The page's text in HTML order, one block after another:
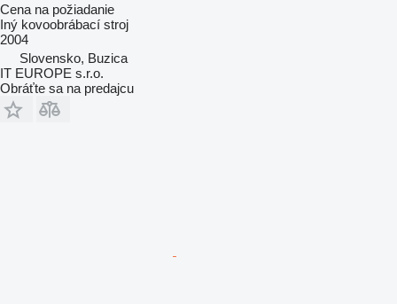
Cena na požiadanie
Iný kovoobrábací stroj
2004
Slovensko, Buzica
IT EUROPE s.r.o.
Obráťte sa na predajcu